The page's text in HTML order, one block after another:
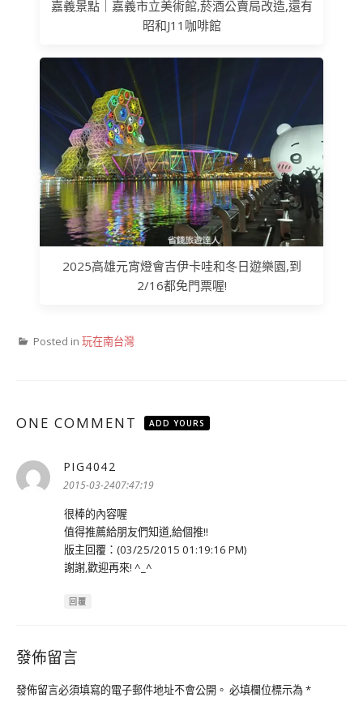
嘉義景點｜嘉義市立美術館,菸酒公賣局改造,還有
昭和J11咖啡館
2025高雄元宵燈會吉伊卡哇和冬日遊樂園,到
2/16都免門票喔!
Posted in 玩在南台灣
ONE COMMENT ADD YOURS
PIG4042
示:
2015-03-2407:47:19
很棒的內容喔
值得推薦給朋友們知道,給個推!!
版主回覆：(03/25/2015 01:19:16 PM)
謝謝,歡迎再來! ^_^
回覆
發佈留言
發佈留言必須填寫的電子郵件地址不會公開。 必填欄位標示為*